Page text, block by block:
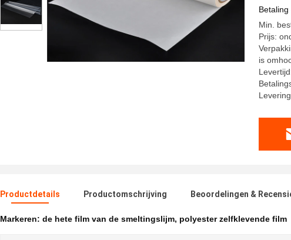
Betaling
Min.
Prijs:
is
Productdetails Productomschrijving Beoordelingen &
Markeren: de hete film van de smeltingslijm, polyester zelfklevende film